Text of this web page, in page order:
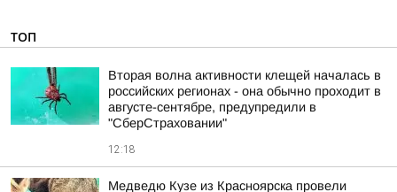
ТОП
Вторая волна активности клещей началась в
российских регионах - она обычно проходит в
августе-сентябре, предупредили в
"СберСтраховании"
12:18
Медведю Кузе из Красноярска провели